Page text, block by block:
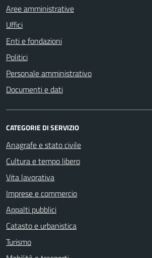
Aree amministrative
Uffici
Enti e fondazioni
Politici
Personale amministrativo
Documenti e dati
CATEGORIE DI SERVIZIO
Anagrafe e stato civile
Cultura e tempo libero
Vita lavorativa
Imprese e commercio
Appalti pubblici
Catasto e urbanistica
Turismo